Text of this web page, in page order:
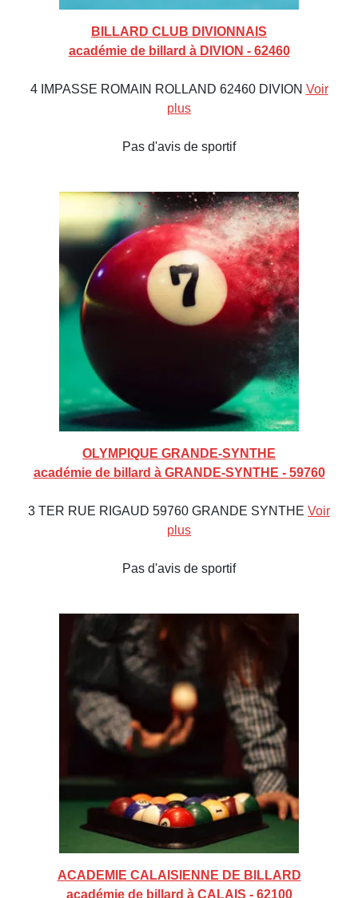
BILLARD CLUB DIVIONNAIS
académie de billard à DIVION - 62460
4 IMPASSE ROMAIN ROLLAND 62460 DIVION Voir
plus
Pas d'avis de sportif
OLYMPIQUE GRANDE-SYNTHE
académie de billard à GRANDE-SYNTHE - 59760
3 TER RUE RIGAUD 59760 GRANDE SYNTHE Voir
plus
Pas d'avis de sportif
ACADEMIE CALAISIENNE DE BILLARD
académie de billard à CALAIS - 62100